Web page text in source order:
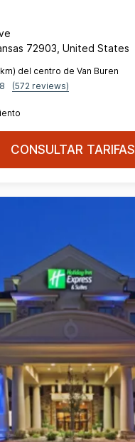
72903, United States
del centro de Van Buren
(572 reviews)
CONSULTAR TARIFAS